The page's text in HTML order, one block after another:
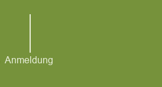
Anmeldung